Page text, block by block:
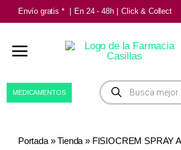
Saltar
al
contenido
Envío gratis * En 24 - 48h Click & Collect
Búsqueda
de
productos
MEDICAMENTOS
Portada»Tienda » FISIOCREM SPRAY